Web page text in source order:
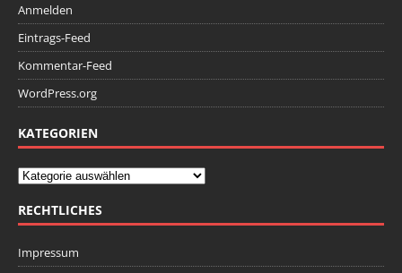
Anmelden
Eintrags-Feed
Kommentar-Feed
WordPress.org
KATEGORIEN
RECHTLICHES
Impressum